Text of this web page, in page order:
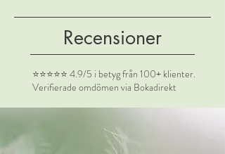
Recensioner
⭐⭐⭐⭐⭐ 4.9/5 i betyg från 100+ klienter.
Verifierade omdömen via Bokadirekt